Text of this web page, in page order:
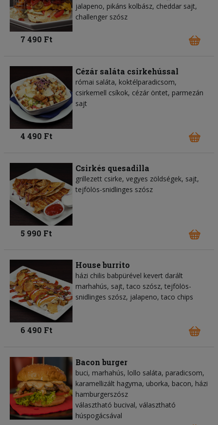
jalapeno, pikáns kolbász, cheddar sajt,
challenger szósz
7 490 Ft
Cézár saláta csirkehússal
római saláta, koktélparadicsom,
csirkemell csíkok, cézár öntet, parmezán
sajt
4 490 Ft
Csirkés quesadilla
grillezett csirke, vegyes zöldségek, sajt,
tejfölös-snidlinges szósz
5 990 Ft
House burrito
házi chilis babpürével kevert darált
marhahús, sajt, taco szósz, tejfölös-
snidlinges szósz, jalapeno, taco chips
6 490 Ft
Bacon burger
buci, marhahús, lollo saláta, paradicsom,
karamellizált hagyma, uborka, bacon, házi
hamburgerszósz
választható bucival, választható
húspogácsával